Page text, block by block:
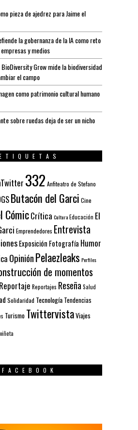
pieza de ajedrez para Jaime el
la gobernanza de la IA como reto
y medios
Grow mide la biodiversidad
el campo
como patrimonio cultural humano
sobre ruedas deja de ser un nicho
332 Anfiteatro de Stefano
Butacón del Garci Cine
CómicCrítica CulturaEducación El
Emprendedores Entrevista
Exposición Fotografía Humor
OpiniónPelaezleaks Perfiles
de momentos
Reportaje Reportajes Reseña Salud
Solidaridad Tecnología Tendencias
Turismo TwittervistaViajes
viñeta
FACEBOOK